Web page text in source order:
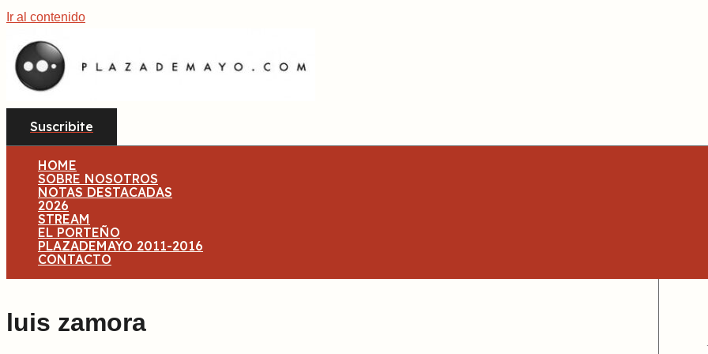
Ir al contenido
Suscribite
HOME
SOBRE NOSOTROS
NOTAS DESTACADAS
2026
STREAM
EL PORTEÑO
PLAZADEMAYO 2011-2016
CONTACTO
luis zamora